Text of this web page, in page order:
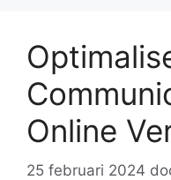
Online
25 februari 2024